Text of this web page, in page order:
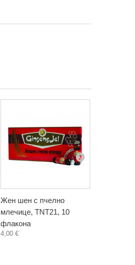
Жен шен с пчелно
млечице, TNT21, 10
флакона
4,00 €